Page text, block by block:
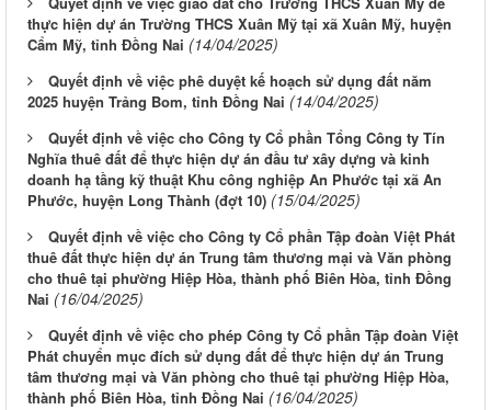
thực hiện dự án Trường THCS Xuân Mỹ tại xã Xuân Mỹ, huyện
Cẩm Mỹ, tỉnh Đồng Nai (14/04/2025)
Quyết định về việc phê duyệt kế hoạch sử dụng đất năm
2025 huyện Trảng Bom, tỉnh Đồng Nai (14/04/2025)
Quyết định về việc cho Công ty Cổ phần Tổng Công ty Tín
Nghĩa thuê đất để thực hiện dự án đầu tư xây dựng và kinh
doanh hạ tầng kỹ thuật Khu công nghiệp An Phước tại xã An
Phước, huyện Long Thành (đợt 10) (15/04/2025)
Quyết định về việc cho Công ty Cổ phần Tập đoàn Việt Phát
thuê đất thực hiện dự án Trung tâm thương mại và Văn phòng
cho thuê tại phường Hiệp Hòa, thành phố Biên Hòa, tỉnh Đồng
Nai (16/04/2025)
Quyết định về việc cho phép Công ty Cổ phần Tập đoàn Việt
Phát chuyển mục đích sử dụng đất để thực hiện dự án Trung
tâm thương mại và Văn phòng cho thuê tại phường Hiệp Hòa,
thành phố Biên Hòa, tỉnh Đồng Nai (16/04/2025)